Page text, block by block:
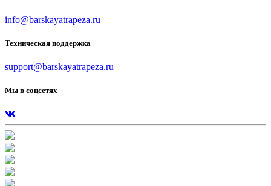
info@barskayatrapeza.ru
Техническая поддержка
support@barskayatrapeza.ru
Мы в соцсетях